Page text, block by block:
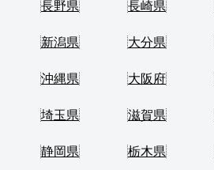
長野県 長崎県
新潟県 大分県
沖縄県 大阪府
埼玉県 滋賀県
静岡県 栃木県